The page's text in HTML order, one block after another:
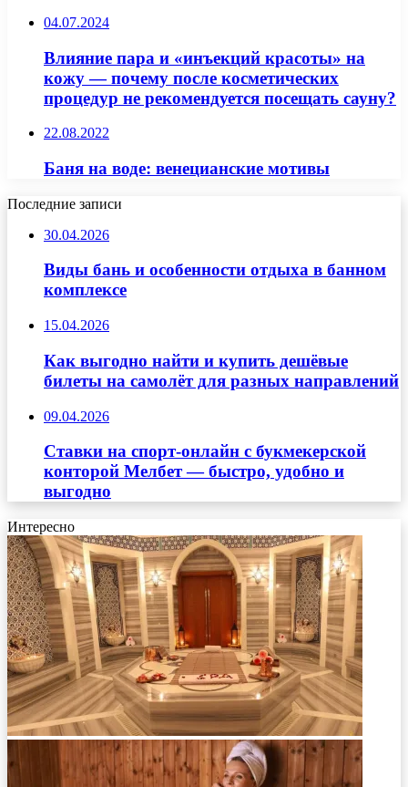
04.07.2024
Влияние пара и «инъекций красоты» на
кожу — почему после косметических
процедур не рекомендуется посещать сауну?
22.08.2022
Баня на воде: венецианские мотивы
Последние записи
30.04.2026
Виды бань и особенности отдыха в банном
комплексе
15.04.2026
Как выгодно найти и купить дешёвые
билеты на самолёт для разных направлений
09.04.2026
Ставки на спорт-онлайн с букмекерской
конторой Мелбет — быстро, удобно и
выгодно
Интересно